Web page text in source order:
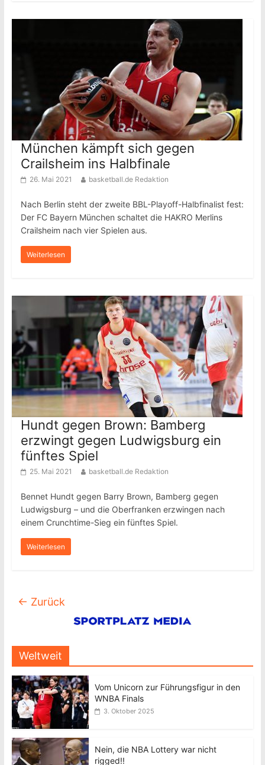
München kämpft sich gegen
Crailsheim ins Halbfinale
26. Mai 2021 basketball.de Redaktion
Nach Berlin steht der zweite BBL-Playoff-Halbfinalist fest:
Der FC Bayern München schaltet die HAKRO Merlins
Crailsheim nach vier Spielen aus.
Weiterlesen
Hundt gegen Brown: Bamberg
erzwingt gegen Ludwigsburg ein
fünftes Spiel
25. Mai 2021 basketball.de Redaktion
Bennet Hundt gegen Barry Brown, Bamberg gegen
Ludwigsburg – und die Oberfranken erzwingen nach
einem Crunchtime-Sieg ein fünftes Spiel.
Weiterlesen
← Zurück
Weltweit
Vom Unicorn zur Führungsfigur in den
WNBA Finals
3. Oktober 2025
Nein, die NBA Lottery war nicht
rigged!!